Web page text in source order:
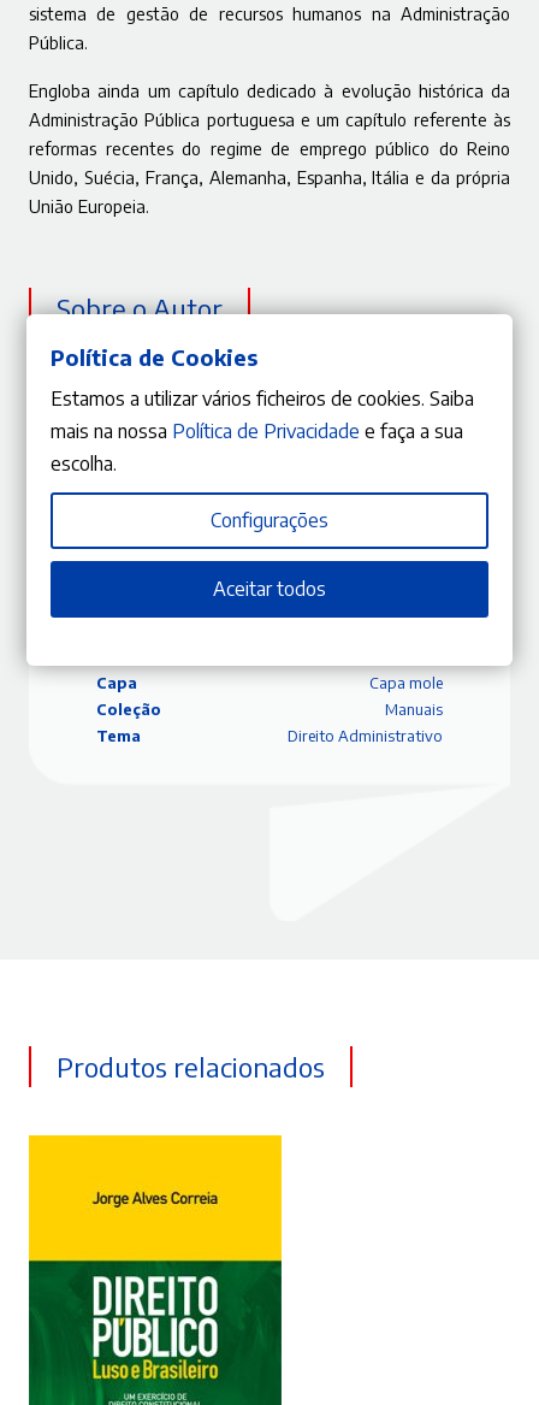
sistema de gestão de recursos humanos na Administração
Pública.
Engloba ainda um capítulo dedicado à evolução histórica da
Administração Pública portuguesa e um capítulo referente às
reformas recentes do regime de emprego público do Reino
Unido, Suécia, França, Alemanha, Espanha, Itália e da própria
União Europeia.
Sobre o Autor
Ver mais
ISBN
9789898951588
Capa
Capa mole
Coleção
Manuais
Tema
Direito Administrativo
Produtos relacionados
Política de Cookies
Estamos a utilizar vários ficheiros de cookies. Saiba
mais na nossa Política de Privacidade e faça a sua
escolha.
Configurações
Aceitar todos